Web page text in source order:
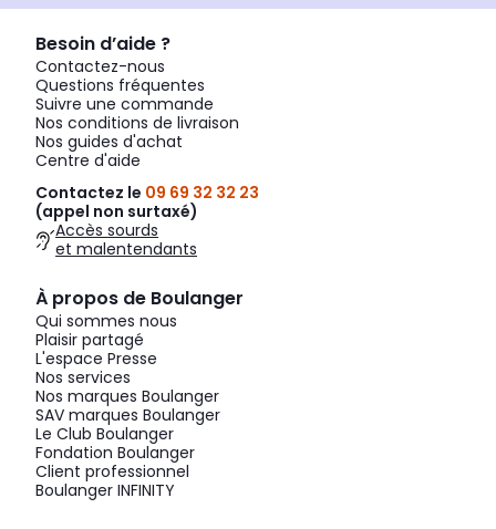
Besoin d’aide ?
Contactez-nous
Questions fréquentes
Suivre une commande
Nos conditions de livraison
Nos guides d'achat
Centre d'aide
Contactez le 09 69 32 32 23
(appel non surtaxé)
Accès sourds
et malentendants
À propos de Boulanger
Qui sommes nous
Plaisir partagé
L'espace Presse
Nos services
Nos marques Boulanger
SAV marques Boulanger
Le Club Boulanger
Fondation Boulanger
Client professionnel
Boulanger INFINITY